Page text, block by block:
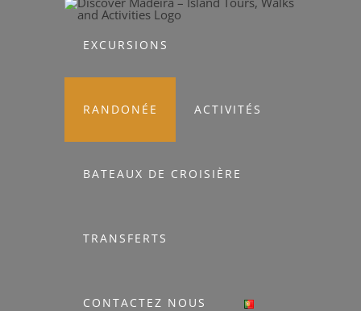
EXCURSIONS
RANDONÉE ACTIVITÉS
BATEAUX DE CROISIÈRE
TRANSFERTS
CONTACTEZ NOUS